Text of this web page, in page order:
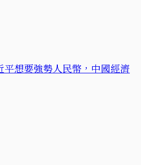
平想要強勢人民幣，中國經濟